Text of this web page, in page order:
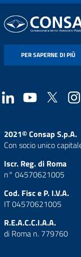
PER SAPERNE DI PIÙ
2021© Consap S.p.A.
Con socio unico
Iscr. Reg. di Roma
n° 04570621005
Cod. Fisc e P. I.V.A.
IT 04570621005
R.E.A.C.C.I.A.A.
di Roma n. 779760